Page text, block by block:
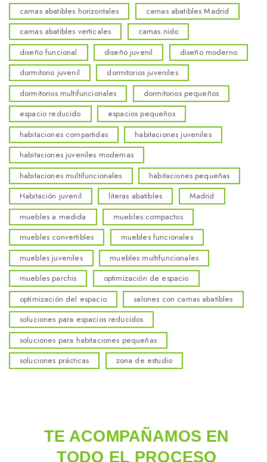
camas abatibles horizontales
camas abatibles Madrid
camas abatibles verticales
camas nido
diseño funcional
diseño juvenil
diseño moderno
dormitorio juvenil
dormitorios juveniles
dormitorios multifuncionales
dormitorios pequeños
espacio reducido
espacios pequeños
habitaciones compartidas
habitaciones juveniles
habitaciones juveniles modernas
habitaciones multifuncionales
habitaciones pequeñas
Habitación juvenil
literas abatibles
Madrid
muebles a medida
muebles compactos
muebles convertibles
muebles funcionales
muebles juveniles
muebles multifuncionales
muebles parchis
optimización de espacio
optimización del espacio
salones con camas abatibles
soluciones para espacios reducidos
soluciones para habitaciones pequeñas
soluciones prácticas
zona de estudio
TE ACOMPAÑAMOS EN
TODO EL PROCESO